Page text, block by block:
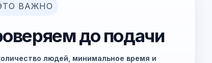
ВАЖНО
до подачи
людей, минимальное время и